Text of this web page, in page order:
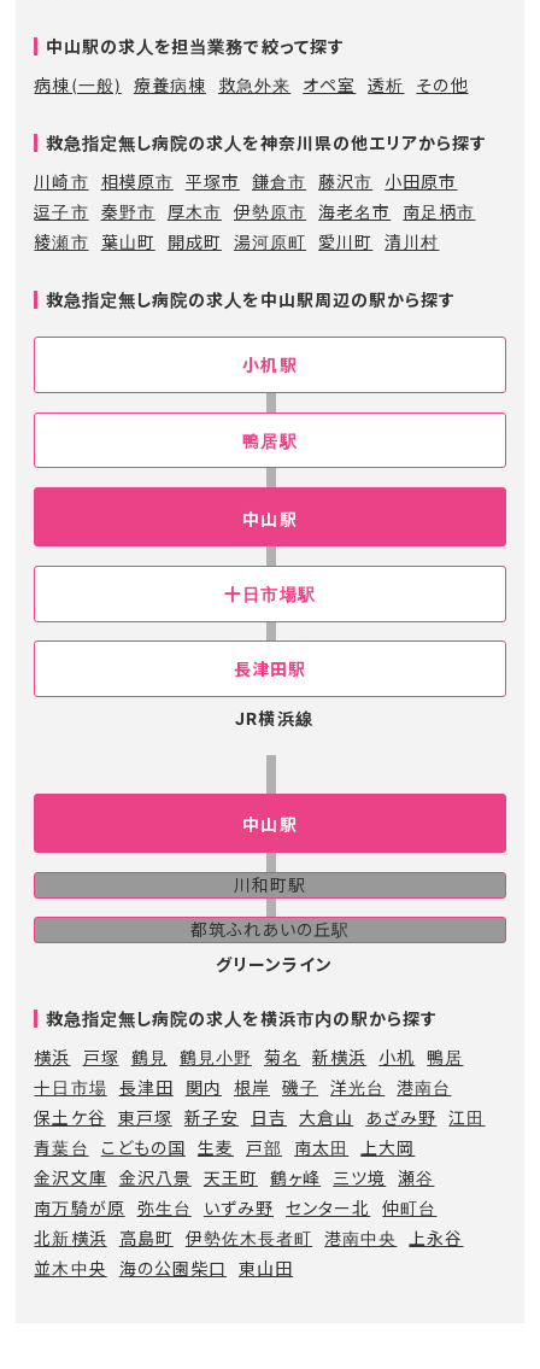
中山駅の求人を担当業務で絞って探す
病棟(一般)
療養病棟 救急外来 オペ室 透析 その他
救急指定無し病院の求人を神奈川県の他エリアから探す
川崎市
相模原市 平塚市 鎌倉市 藤沢市
小田原市
逗子市
秦野市 厚木市 伊勢原市 海老名市
南足柄市
綾瀬市
葉山町 開成町 湯河原町 愛川町 清川村
救急指定無し病院の求人を中山駅周辺の駅から探す
小机駅
鴨居駅
中山駅
十日市場駅
長津田駅
JR横浜線
中山駅
川和町駅
都筑ふれあいの丘駅
グリーンライン
救急指定無し病院の求人を横浜市内の駅から探す
横浜
戸塚 鶴見 鶴見小野 菊名 新横浜 小机
鴨居
十日市場
長津田 関内 根岸 磯子 洋光台
港南台
保土ケ谷
東戸塚 新子安 日吉 大倉山 あざみ野
江田
青葉台
こどもの国 生麦 戸部 南太田
上大岡
金沢文庫
金沢八景 天王町 鶴ヶ峰 三ツ境
瀬谷
南万騎が原
弥生台 いずみ野 センター北
仲町台
北新横浜
高島町 伊勢佐木長者町 港南中央
上永谷
並木中央
海の公園柴口 東山田